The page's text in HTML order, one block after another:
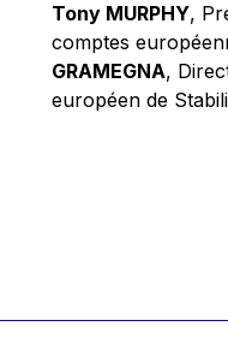
Richard
Robert
Robert
Timothy
Tony MURPHY,
comptes
GRAMEGNA,
européen de